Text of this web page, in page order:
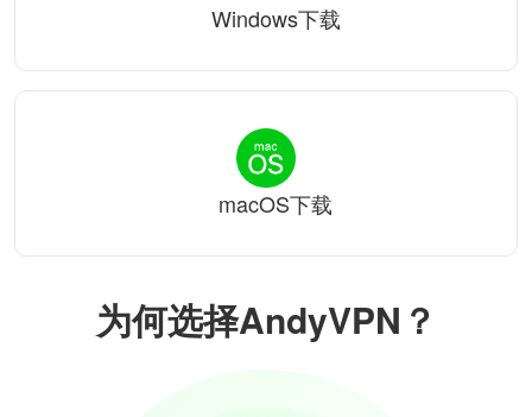
为何选择AndyVPN？
Windows下载
macOS下载